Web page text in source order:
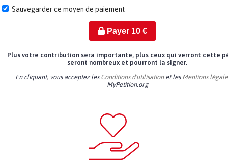
Sauvegarder ce moyen de paiement
Payer 10€
Plus votre contribution sera importante, plus ceux qui verront cette
seront nombreux et pourront la signer.
En cliquant, vous acceptez les Conditions d'utilisationet les Mentions
MyPetition.org